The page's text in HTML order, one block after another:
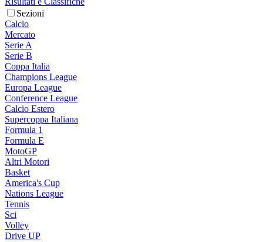
Sezioni
Calcio
Mercato
Serie A
Serie B
Coppa Italia
Champions League
Europa League
Conference League
Calcio Estero
Supercoppa Italiana
Formula 1
Formula E
MotoGP
Altri Motori
Basket
America's Cup
Nations League
Tennis
Sci
Volley
Drive UP